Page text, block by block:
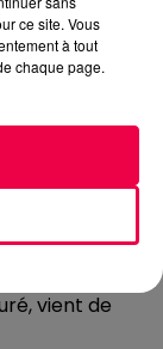
studio – le
à ce type
il enregistre
basse. Le
garanti. Les
plus
le premier et
vient de
ce site. Vous
à tout
chaque page.